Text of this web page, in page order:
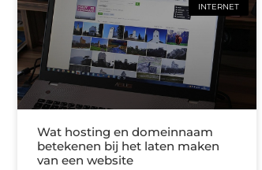
INTERNET
Wat hosting en domeinnaam
betekenen bij het laten maken
van een website